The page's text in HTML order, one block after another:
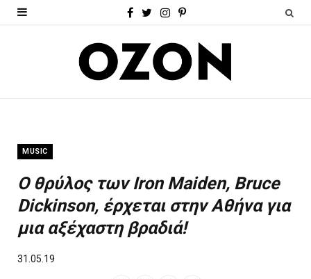
F
k
T
i
I
a
m
P
s
t
MUSIC
Ο θρύλος των Iron Maiden, Bruce
Dickinson, έρχεται στην Αθήνα για
μια αξέχαστη βραδιά!
31.05.19